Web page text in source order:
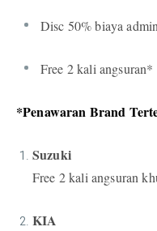
Disc 50% biaya
Free 2 kali angsuran*
*Penawaran Brand
Suzuki
Free 2 kali angsuran
KIA